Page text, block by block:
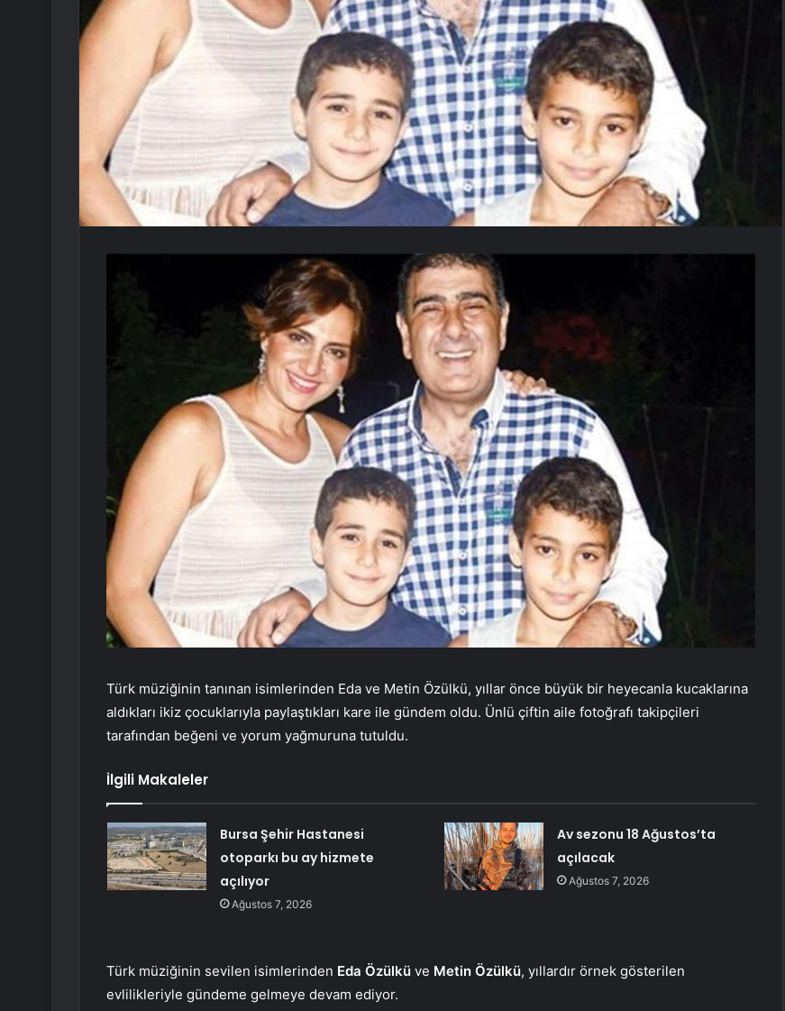
Türk müziğinin tanınan isimlerinden Eda ve Metin Özülkü, yıllar önce büyük bir heyecanla kucaklarına
aldıkları ikiz çocuklarıyla paylaştıkları kare ile gündem oldu. Ünlü çiftin aile fotoğrafı takipçileri
tarafından beğeni ve yorum yağmuruna tutuldu.
İlgili Makaleler
Bursa Şehir Hastanesi
otoparkı bu ay hizmete
açılıyor
Ağustos 7, 2026
Av sezonu 18 Ağustos’ta
açılacak
Ağustos 7, 2026
Türk müziğinin sevilen isimlerinden Eda Özülkü ve Metin Özülkü, yıllardır örnek gösterilen
evlilikleriyle gündeme gelmeye devam ediyor.